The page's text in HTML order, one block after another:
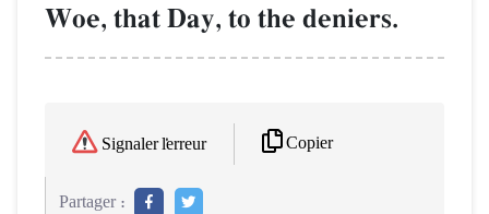
Woe, that Day, to the deniers.
Signaler l'erreur Copier
Partager :